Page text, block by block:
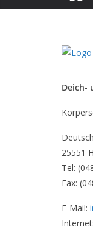
Deich-
25551
Tel:
Fax:
E-Mail: